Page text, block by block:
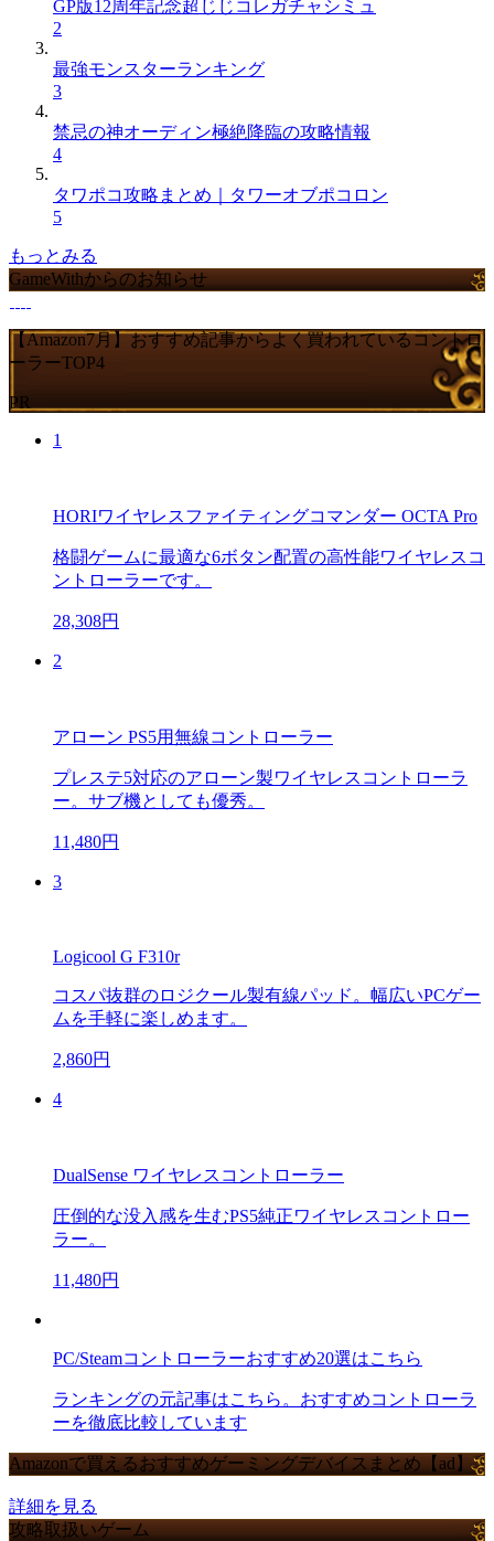
GP版12周年記念超じじコレガチャシミュ
2
最強モンスターランキング
3
禁忌の神オーディン極絶降臨の攻略情報
4
タワポコ攻略まとめ｜タワーオブポコロン
5
もっとみる
GameWithからのお知らせ
【Amazon7月】おすすめ記事からよく買われているコントロ
ーラーTOP4
PR
1
HORIワイヤレスファイティングコマンダー OCTA Pro
格闘ゲームに最適な6ボタン配置の高性能ワイヤレスコ
ントローラーです。
28,308円
2
アローン PS5用無線コントローラー
プレステ5対応のアローン製ワイヤレスコントローラ
ー。サブ機としても優秀。
11,480円
3
Logicool G F310r
コスパ抜群のロジクール製有線パッド。幅広いPCゲー
ムを手軽に楽しめます。
2,860円
4
DualSense ワイヤレスコントローラー
圧倒的な没入感を生むPS5純正ワイヤレスコントロー
ラー。
11,480円
PC/Steamコントローラーおすすめ20選はこちら
ランキングの元記事はこちら。おすすめコントローラ
ーを徹底比較しています
Amazonで買えるおすすめゲーミングデバイスまとめ【ad】
詳細を見る
攻略取扱いゲーム